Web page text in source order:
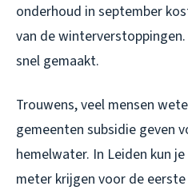
onderhoud in september
van de
snel gemaakt.
Trouwens, veel mensen
gemeenten subsidie geven
hemelwater. In Leiden kun
meter krijgen voor de